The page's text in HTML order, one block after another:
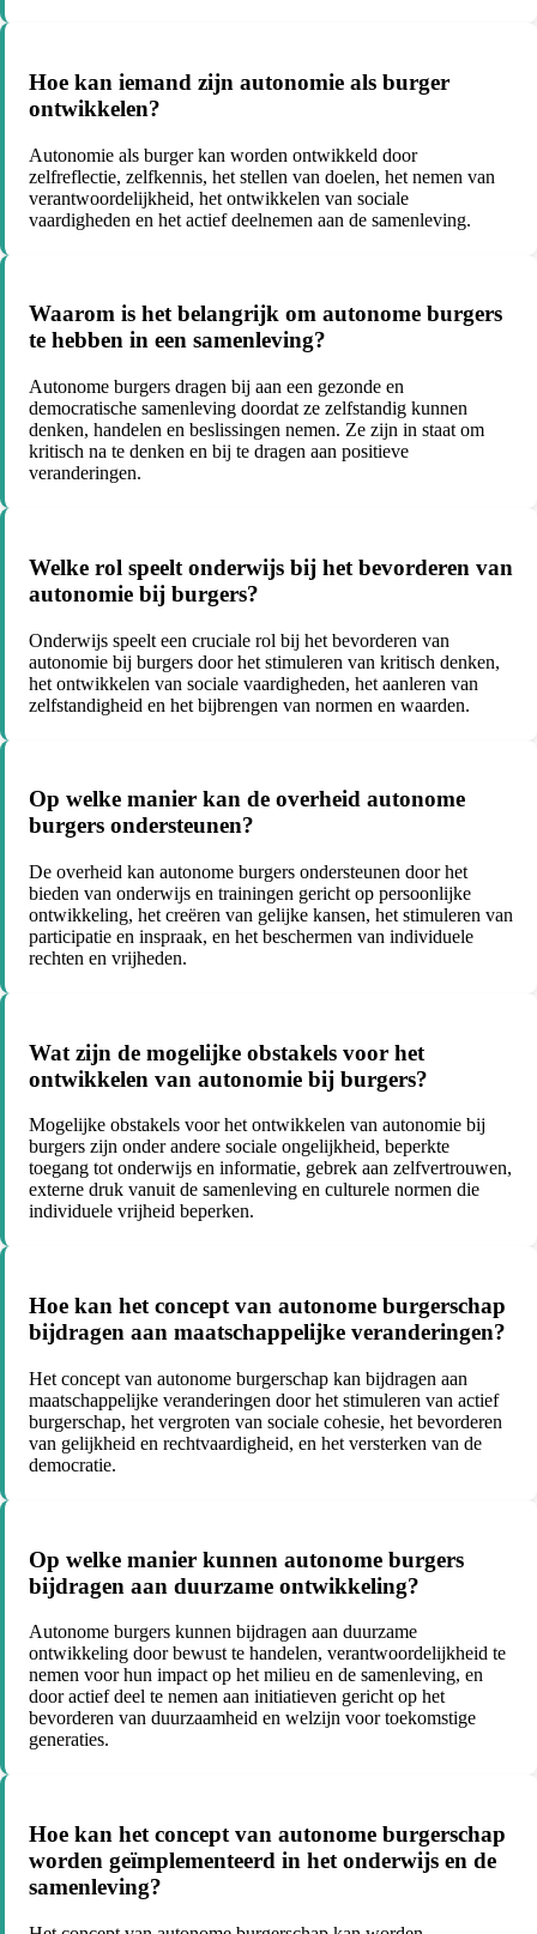
Hoe kan iemand zijn autonomie als burger
ontwikkelen?
Autonomie als burger kan worden ontwikkeld door
zelfreflectie, zelfkennis, het stellen van doelen, het nemen van
verantwoordelijkheid, het ontwikkelen van sociale
vaardigheden en het actief deelnemen aan de samenleving.
Waarom is het belangrijk om autonome burgers
te hebben in een samenleving?
Autonome burgers dragen bij aan een gezonde en
democratische samenleving doordat ze zelfstandig kunnen
denken, handelen en beslissingen nemen. Ze zijn in staat om
kritisch na te denken en bij te dragen aan positieve
veranderingen.
Welke rol speelt onderwijs bij het bevorderen van
autonomie bij burgers?
Onderwijs speelt een cruciale rol bij het bevorderen van
autonomie bij burgers door het stimuleren van kritisch denken,
het ontwikkelen van sociale vaardigheden, het aanleren van
zelfstandigheid en het bijbrengen van normen en waarden.
Op welke manier kan de overheid autonome
burgers ondersteunen?
De overheid kan autonome burgers ondersteunen door het
bieden van onderwijs en trainingen gericht op persoonlijke
ontwikkeling, het creëren van gelijke kansen, het stimuleren van
participatie en inspraak, en het beschermen van individuele
rechten en vrijheden.
Wat zijn de mogelijke obstakels voor het
ontwikkelen van autonomie bij burgers?
Mogelijke obstakels voor het ontwikkelen van autonomie bij
burgers zijn onder andere sociale ongelijkheid, beperkte
toegang tot onderwijs en informatie, gebrek aan zelfvertrouwen,
externe druk vanuit de samenleving en culturele normen die
individuele vrijheid beperken.
Hoe kan het concept van autonome burgerschap
bijdragen aan maatschappelijke veranderingen?
Het concept van autonome burgerschap kan bijdragen aan
maatschappelijke veranderingen door het stimuleren van actief
burgerschap, het vergroten van sociale cohesie, het bevorderen
van gelijkheid en rechtvaardigheid, en het versterken van de
democratie.
Op welke manier kunnen autonome burgers
bijdragen aan duurzame ontwikkeling?
Autonome burgers kunnen bijdragen aan duurzame
ontwikkeling door bewust te handelen, verantwoordelijkheid te
nemen voor hun impact op het milieu en de samenleving, en
door actief deel te nemen aan initiatieven gericht op het
bevorderen van duurzaamheid en welzijn voor toekomstige
generaties.
Hoe kan het concept van autonome burgerschap
worden geïmplementeerd in het onderwijs en de
samenleving?